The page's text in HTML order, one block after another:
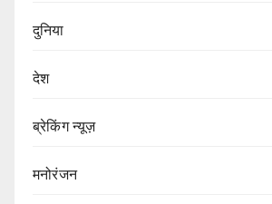
दुनिया
देश
ब्रेकिंग न्यूज़
मनोरंजन